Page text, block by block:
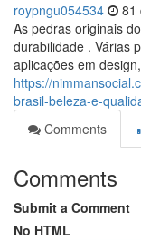
roypngu054534 81
As pedras originais
durabilidade . Várias
aplicações em
https://
brasil-beleza-e-
Comments
Comments
Submit a Comment
No HTML